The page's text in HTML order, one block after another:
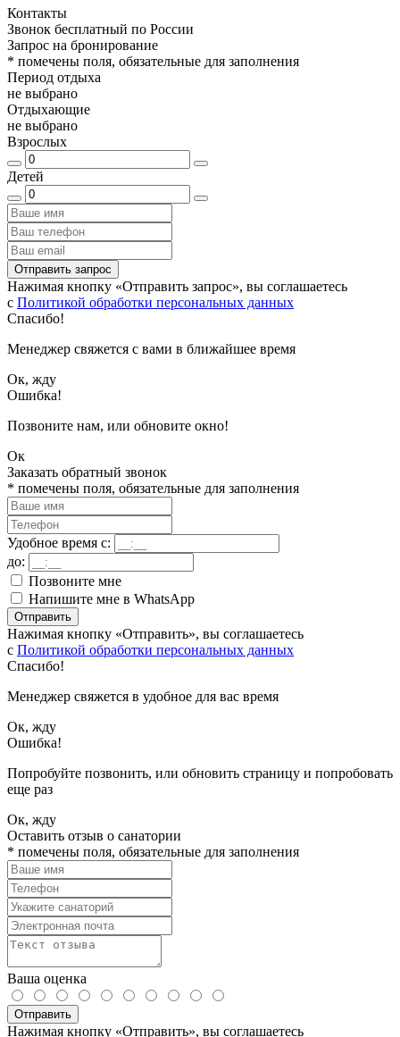
Контакты
Звонок бесплатный по России
Запрос на бронирование
* помечены поля, обязательные для заполнения
Период отдыха
не выбрано
Отдыхающие
не выбрано
Взрослых
Детей
Отправить запрос
Нажимая кнопку «Отправить запрос», вы соглашаетесь
с Политикой обработки персональных данных
Спасибо!
Менеджер свяжется с вами в ближайшее время
Ок, жду
Ошибка!
Позвоните нам, или обновите окно!
Ок
Заказать обратный звонок
* помечены поля, обязательные для заполнения
Удобное время с:
до:
Позвоните мне
Напишите мне в WhatsApp
Отправить
Нажимая кнопку «Отправить», вы соглашаетесь
с Политикой обработки персональных данных
Спасибо!
Менеджер свяжется в удобное для вас время
Ок, жду
Ошибка!
Попробуйте позвонить, или обновить страницу и попробовать
еще раз
Ок, жду
Оставить отзыв о санатории
* помечены поля, обязательные для заполнения
Ваша оценка
Отправить
Нажимая кнопку «Отправить», вы соглашаетесь